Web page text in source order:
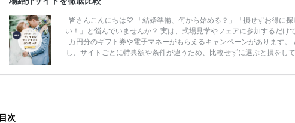
皆さんこんにちは♡ 「結婚準備、何から始める？」「損せずお得に探
い！」と悩んでいませんか？ 実は、式場見学やフェアに参加するだけ
万円分のギフト券や電子マネーがもらえるキャンペーンがあります。
し、サイトごとに特典額や条件が違うため、比較せずに選ぶと損をし
ンペーン特典ランキングを公開！ 比較サイト：プラコレ、ゼクシィ、
目次